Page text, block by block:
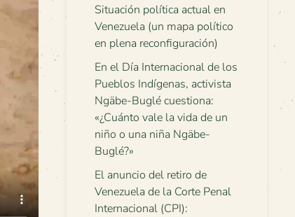
Situación política actual en
Venezuela (un mapa político
en plena reconfiguración)
En el Día Internacional de los
Pueblos Indígenas, activista
Ngäbe-Buglé cuestiona:
«¿Cuánto vale la vida de un
niño o una niña Ngäbe-
Buglé?»
El anuncio del retiro de
Venezuela de la Corte Penal
Internacional (CPI):